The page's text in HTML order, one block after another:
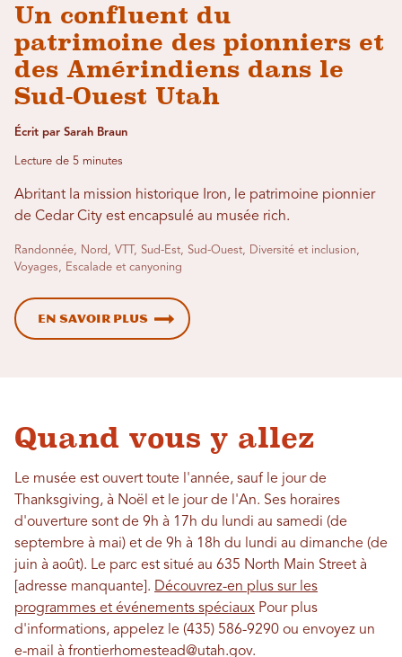
Un confluent du
patrimoine des pionniers et
des Amérindiens dans le
Sud-Ouest Utah
Écrit par Sarah Braun
Lecture de 5 minutes
Abritant la mission historique Iron, le patrimoine pionnier
de Cedar City est encapsulé au musée rich.
Randonnée, Nord, VTT, Sud-Est, Sud-Ouest, Diversité et inclusion,
Voyages, Escalade et canyoning
En savoir plus
Quand vous y allez
Le musée est ouvert toute l'année, sauf le jour de
Thanksgiving, à Noël et le jour de l'An. Ses horaires
d'ouverture sont de 9h à 17h du lundi au samedi (de
septembre à mai) et de 9h à 18h du lundi au dimanche (de
juin à août). Le parc est situé au 635 North Main Street à
[adresse manquante]. Découvrez-en plus sur les
programmes et événements spéciaux Pour plus
d'informations, appelez le (435) 586-9290 ou envoyez un
e-mail à frontierhomestead@utah.gov.